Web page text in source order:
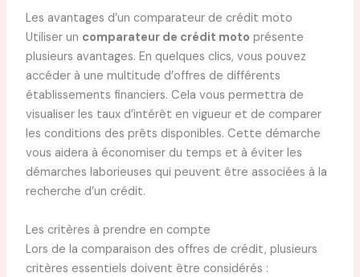
Les avantages d’un comparateur de crédit moto
Utiliser un comparateur de crédit moto présente
plusieurs avantages. En quelques clics, vous pouvez
accéder à une multitude d’offres de différents
établissements financiers. Cela vous permettra de
visualiser les taux d’intérêt en vigueur et de comparer
les conditions des prêts disponibles. Cette démarche
vous aidera à économiser du temps et à éviter les
démarches laborieuses qui peuvent être associées à la
recherche d’un crédit.
Les critères à prendre en compte
Lors de la comparaison des offres de crédit, plusieurs
critères essentiels doivent être considérés :